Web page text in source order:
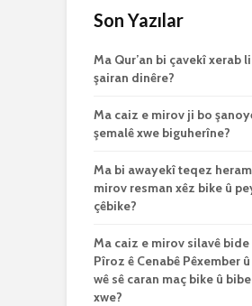
Son Yazılar
Ma Qur’an bi çavekî xerab
şairan dinêre?
Ma caiz e mirov ji bo
şemalê xwe biguherîne?
Ma bi awayekî teqez
mirov resman xêz bike û
çêbike?
Ma caiz e mirov silavê bide
Pîroz ê Cenabê Pêxember
wê sê caran maç bike û
xwe?